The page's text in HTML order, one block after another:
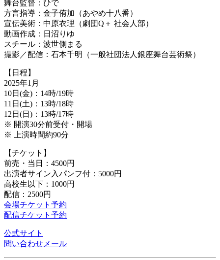
舞台監督：ひで
方言指導：金子侑加（あやめ十八番）
宣伝美術：中原衣理（劇団Q＋ 社会人部）
動画作成：日沼りゆ
スチール：波世側まる
撮影／配信：石本千明（一般社団法人銀座舞台芸術祭）
【日程】
2025年1月
10日(金)：14時/19時
11日(土)：13時/18時
12日(日)：13時/17時
※ 開演30分前受付・開場
※ 上演時間約90分
【チケット】
前売・当日：4500円
出演者サイン入パンフ付：5000円
高校生以下：1000円
配信：2500円
会場チケット予約
配信チケット予約
公式サイト
問い合わせメール